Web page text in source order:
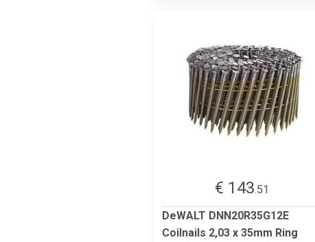
€ 143.51
DeWALT DNN20R35G12E
Coilnails 2,03 x 35mm Ring